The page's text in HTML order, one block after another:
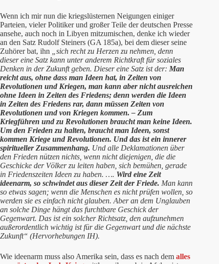
Wenn ich mir nun die kriegslüsternen Neigungen einiger
Parteien, vieler Politiker und großer Teile der deutschen Presse
ansehe, auch noch in Libyen mitzumischen, denke ich wieder
an den Satz Rudolf Steiners (GA 185a), bei dem dieser seine
Zuhörer bat, ihn „sich recht zu Herzen zu nehmen, denn
dieser eine Satz kann unter anderem Richtkraft für soziales
Denken in der Zukunft geben. Dieser eine Satz ist der: Man
reicht aus, ohne dass man Ideen hat, in Zeiten von
Revolutionen und Kriegen, man kann aber nicht ausreichen
ohne Ideen in Zeiten des Friedens; denn werden die Ideen
in Zeiten des Friedens rar, dann müssen Zeiten von
Revolutionen und von Kriegen kommen. – Zum
Kriegführen und zu Revolutionen braucht man keine Ideen.
Um den Frieden zu halten, braucht man Ideen, sonst
kommen Kriege und Revolutionen. Und das ist ein innerer
spiritueller Zusammenhang. Und alle Deklamationen über
den Frieden nützen nichts, wenn nicht diejenigen, die die
Geschicke der Völker zu leiten haben, sich bemühen, gerade
in Friedenszeiten Ideen zu haben. …. Wird eine Zeit
ideenarm, so schwindet aus dieser Zeit der Friede. Man kann
so etwas sagen; wenn die Menschen es nicht prüfen wollen, so
werden sie es einfach nicht glauben. Aber an dem Unglauben
an solche Dinge hängt das furchtbare Geschick der
Gegenwart. Das ist ein solcher Richtsatz, den aufzunehmen
außerordentlich wichtig ist für die Gegenwart und die nächste
Zukunft“ (Hervorhebungen IH).
Wie ideenarm muss also Amerika sein, dass es nach dem alles